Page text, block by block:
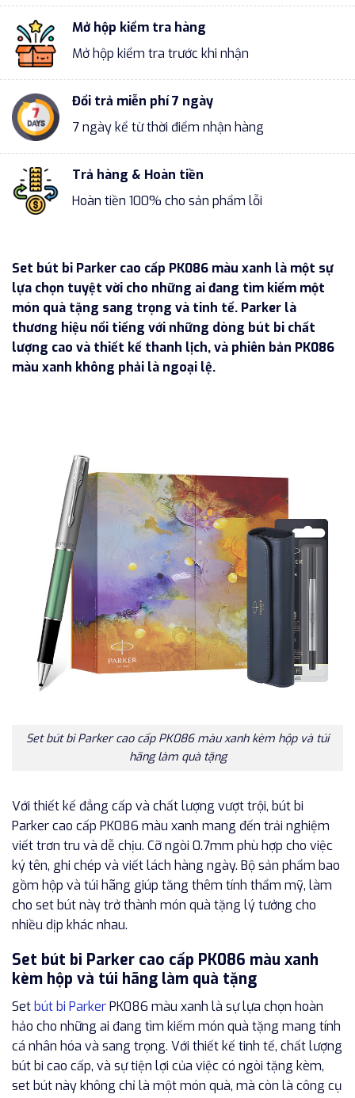
Mở hộp kiểm tra hàng
Mở hộp kiểm tra trước khi nhận
Đổi trả miễn phí 7 ngày
7 ngày kể từ thời điểm nhận hàng
Trả hàng & Hoàn tiền
Hoàn tiền 100% cho sản phẩm lỗi
Set bút bi Parker cao cấp PK086 màu xanh là một sự
lựa chọn tuyệt vời cho những ai đang tìm kiếm một
món quà tặng sang trọng và tinh tế. Parker là
thương hiệu nổi tiếng với những dòng bút bi chất
lượng cao và thiết kế thanh lịch, và phiên bản PK086
màu xanh không phải là ngoại lệ.
Set bút bi Parker cao cấp PK086 màu xanh kèm hộp và túi
hãng làm quà tặng
Với thiết kế đẳng cấp và chất lượng vượt trội, bút bi
Parker cao cấp PK086 màu xanh mang đến trải nghiệm
viết trơn tru và dễ chịu. Cỡ ngòi 0.7mm phù hợp cho việc
ký tên, ghi chép và viết lách hàng ngày. Bộ sản phẩm bao
gồm hộp và túi hãng giúp tăng thêm tính thẩm mỹ, làm
cho set bút này trở thành món quà tặng lý tưởng cho
nhiều dịp khác nhau.
Set bút bi Parker cao cấp PK086 màu xanh
kèm hộp và túi hãng làm quà tặng
Set bút bi ParkerPK086 màu xanh là sự lựa chọn hoàn
hảo cho những ai đang tìm kiếm món quà tặng mang tính
cá nhân hóa và sang trọng. Với thiết kế tinh tế, chất lượng
bút bi cao cấp, và sự tiện lợi của việc có ngòi tặng kèm,
set bút này không chỉ là một món quà, mà còn là công cụ